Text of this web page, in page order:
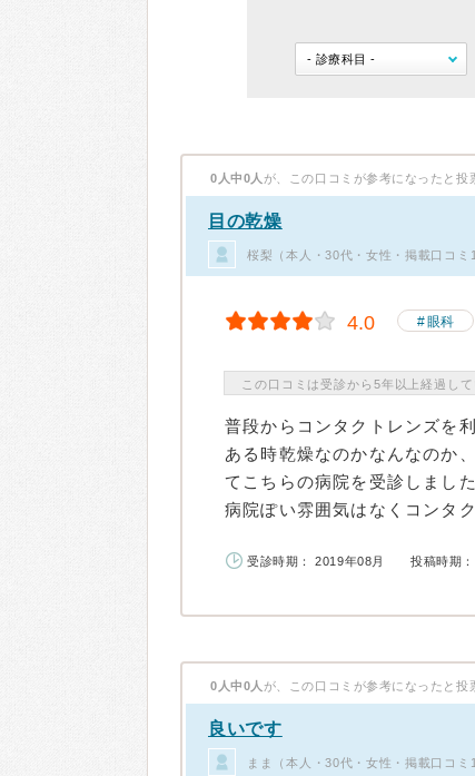
0人中0人 が、この口コミが参考になったと投
目の乾燥
桜梨（本人・30代・女性・掲載口コミ
4.0 眼科
この口コミは受診から5年以上経過して
普段からコンタクトレンズを
ある時乾燥なのかなんなのか
てこちらの病院を受診しました
病院ぽい雰囲気はなくコンタ
受診時期： 2019年08月 投稿時期
0人中0人 が、この口コミが参考になったと投
良いです
まま（本人・30代・女性・掲載口コミ